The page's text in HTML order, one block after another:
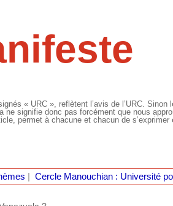
« URC », reflètent l’avis de l’URC.
ne signifie donc pas forcément que nous
permet à chacune et chacun de s’exprimer
Cercle Manouchian : Université